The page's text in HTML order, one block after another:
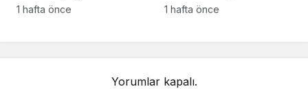
anlarındaki kahreden
1 hafta önce
kez Türkiye’de
1 hafta önce
Yorumlar kapalı.